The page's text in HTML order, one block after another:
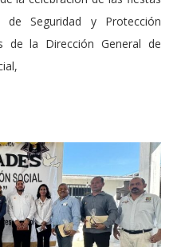
de Seguridad y Protección
de la Dirección General de